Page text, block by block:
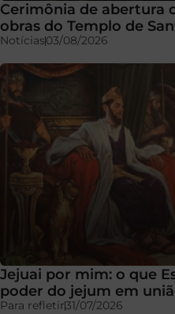
Cerimônia de abertura
obras do Templo de
Notícias03/08/2026
Jejuai por mim: o que
poder do jejum em
Para refletir31/07/2026